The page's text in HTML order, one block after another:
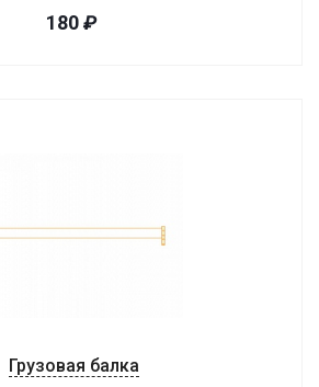
180₽
Грузовая балка